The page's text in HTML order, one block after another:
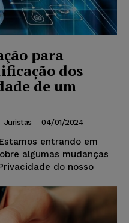
para
dos
de um
Juristas - 04/01/2024
entrando em
algumas mudanças
do nosso